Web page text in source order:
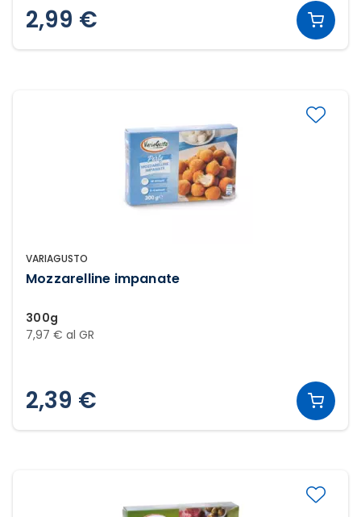
2,99 €
VARIAGUSTO
Mozzarelline impanate
300g
7,97 € al GR
2,39 €